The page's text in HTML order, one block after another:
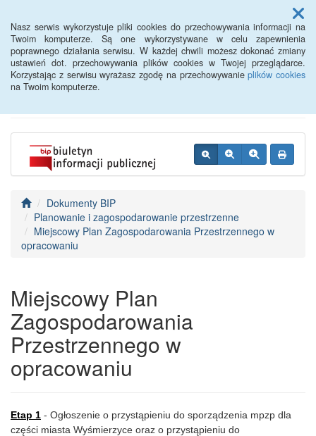
Nasz serwis wykorzystuje pliki cookies do przechowywania informacji na
Twoim komputerze. Są one wykorzystywane w celu zapewnienia
poprawnego działania serwisu. W każdej chwili możesz dokonać zmiany
ustawień dot. przechowywania plików cookies w Twojej przeglądarce.
Korzystając z serwisu wyrażasz zgodę na przechowywanieplików cookies
na Twoim komputerze.
Menu
BIP - Urząd Miejski
Wyśmierzyce
Dokumenty BIP
Planowanie i zagospodarowanie przestrzenne
Miejscowy Plan Zagospodarowania Przestrzennego w
opracowaniu
Miejscowy Plan
Zagospodarowania
Przestrzennego w
opracowaniu
Etap 1 - Ogłoszenie o przystąpieniu do sporządzenia mpzp dla
części miasta Wyśmierzyce oraz o przystąpieniu do